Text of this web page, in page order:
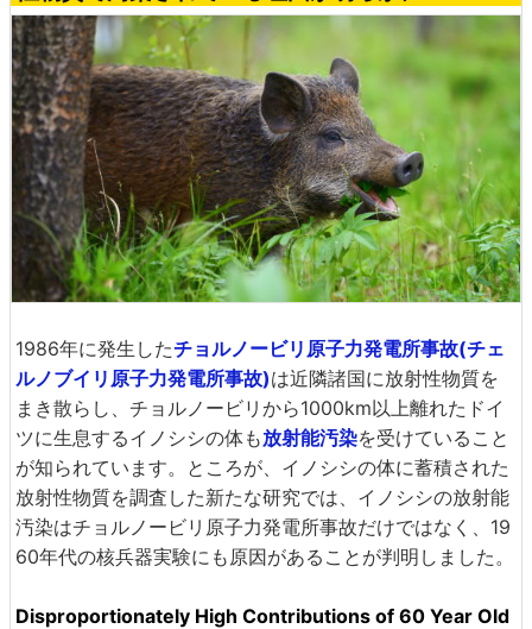
1986年に発生したチョルノービリ原子力発電所事故(チェ
ルノブイリ原子力発電所事故)は近隣諸国に放射性物質を
まき散らし、チョルノービリから1000km以上離れたドイ
ツに生息するイノシシの体も放射能汚染を受けていること
が知られています。ところが、イノシシの体に蓄積された
放射性物質を調査した新たな研究では、イノシシの放射能
汚染はチョルノービリ原子力発電所事故だけではなく、19
60年代の核兵器実験にも原因があることが判明しました。
Disproportionately High Contributions of 60 Year Old